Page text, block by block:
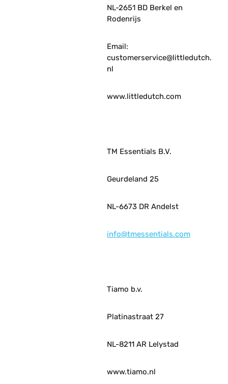
NL-2651 BD Berkel en
Rodenrijs
Email:
customerservice@littledutch.
nl
www.littledutch.com
TM Essentials B.V.
Geurdeland 25
NL-6673 DR Andelst
info@tmessentials.com
Tiamo b.v.
Platinastraat 27
NL-8211 AR Lelystad
www.tiamo.nl